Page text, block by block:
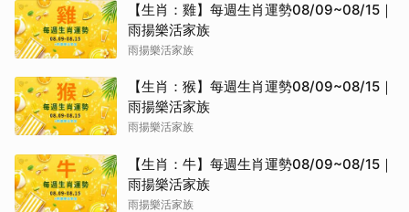
【生肖：雞】每週生肖運勢08/09~08/15｜
雨揚樂活家族
雨揚樂活家族
【生肖：猴】每週生肖運勢08/09~08/15｜
雨揚樂活家族
雨揚樂活家族
【生肖：牛】每週生肖運勢08/09~08/15｜
雨揚樂活家族
雨揚樂活家族